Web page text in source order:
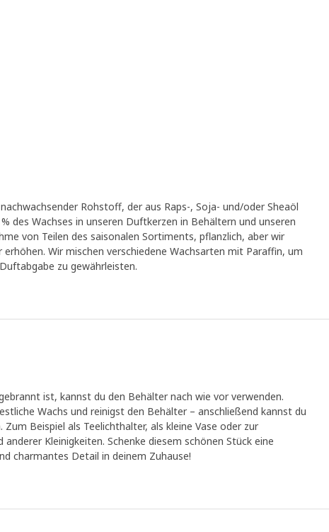
Rohstoff, der aus Raps-, Soja- und/oder Sheaöl
des Wachses in unseren Duftkerzen in Behältern und unseren
von Teilen des saisonalen Sortiments, pflanzlich, aber wir
Wir mischen verschiedene Wachsarten mit Paraffin, um
zu gewährleisten.
ist, kannst du den Behälter nach wie vor verwenden.
Wachs und reinigst den Behälter – anschließend kannst du
Beispiel als Teelichthalter, als kleine Vase oder zur
Kleinigkeiten. Schenke diesem schönen Stück eine
charmantes Detail in deinem Zuhause!